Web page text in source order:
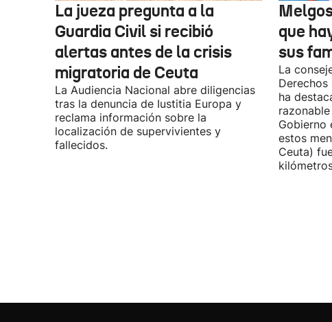
La jueza pregunta a la
Guardia Civil si recibió
alertas antes de la crisis
migratoria de Ceuta
La Audiencia Nacional abre diligencias
tras la denuncia de Iustitia Europa y
reclama información sobre la
localización de supervivientes y
fallecidos.
que
sus
La
Derechos
ha
Gobierno
estos
Ceuta)